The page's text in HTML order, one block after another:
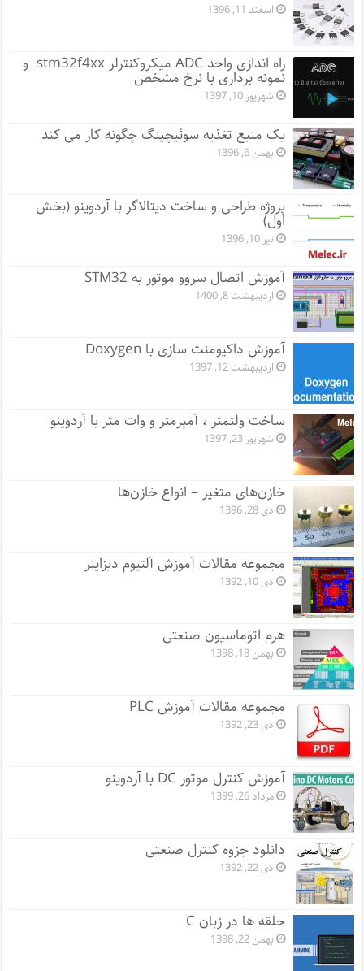
اسفند 11, 1396
راه اندازی واحد ADC میکروکنترلر stm32f4xx و
نمونه برداری با نرخ مشخص
شهریور 10, 1397
یک منبع تغذیه سوئیچینگ چگونه کار می کند
بهمن 6, 1396
پروژه طراحی و ساخت دیتالاگر با آردوینو (بخش
اول)
تیر 10, 1396
آموزش اتصال سروو موتور به STM32
اردیبهشت 8, 1400
آموزش داکیومنت سازی با Doxygen
اردیبهشت 12, 1397
ساخت ولتمتر ، آمپرمتر و وات متر با آردوینو
شهریور 23, 1397
خازن‌های متغیر – انواع خازن‌ها
دی 28, 1396
مجموعه مقالات آموزش آلتیوم دیزاینر
دی 10, 1392
هرم اتوماسیون صنعتی
بهمن 18, 1398
مجموعه مقالات آموزش PLC
دی 23, 1392
آموزش کنترل موتور DC با آردوینو
مرداد 26, 1399
دانلود جزوه کنترل صنعتی
دی 22, 1392
حلقه ها در زبان C
بهمن 22, 1398